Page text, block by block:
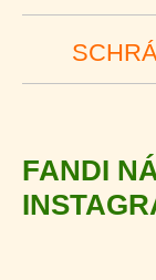
FANDI